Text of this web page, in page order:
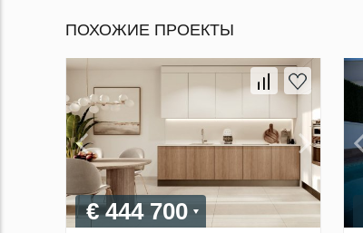
ПОХОЖИЕ ПРОЕКТЫ
€ 444 700